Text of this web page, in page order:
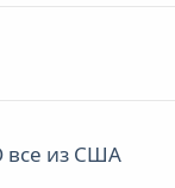
все из США